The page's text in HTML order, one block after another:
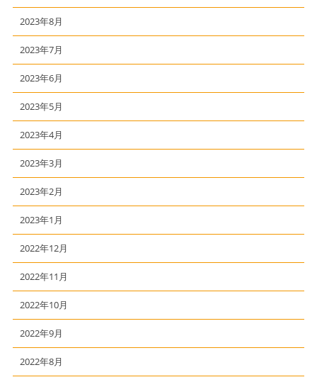
2023年8月
2023年7月
2023年6月
2023年5月
2023年4月
2023年3月
2023年2月
2023年1月
2022年12月
2022年11月
2022年10月
2022年9月
2022年8月